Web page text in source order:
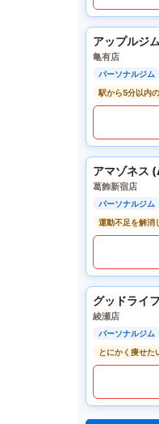
アップルジ
亀有店
パーソナルジム
駅から5分以内
アマゾネス
葛飾新宿店
パーソナルジム
運動不足を解消
グッドライ
綾瀬店
パーソナルジム
とにかく痩せた